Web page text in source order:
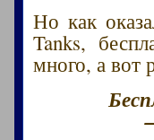
Но как
Tanks,
много, а вот